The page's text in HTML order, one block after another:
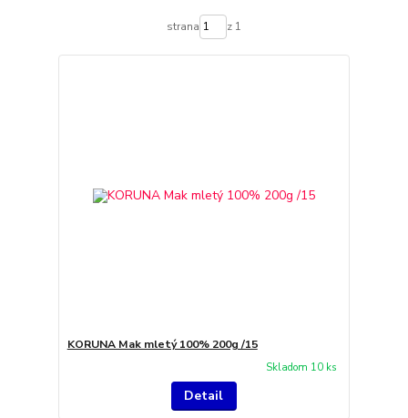
strana z 1
KORUNA Mak mletý 100% 200g /15
Skladom 10 ks
Detail